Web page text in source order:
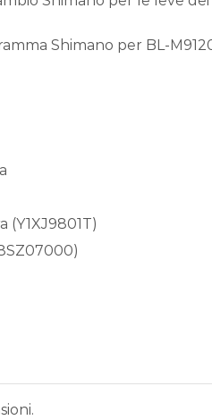
Shimano per BL-
(Y1XJ9801T)